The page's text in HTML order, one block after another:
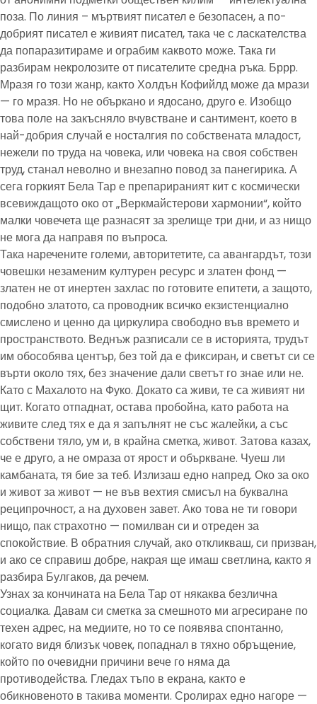
поза. По линия – мъртвият писател е безопасен, а по-
добрият писател е живият писател, така че с ласкателства
да попаразитираме и ограбим каквото може. Така ги
разбирам некролозите от писателите средна ръка. Бррр.
Мразя го този жанр, както Холдън Кофийлд може да мрази
— го мразя. Но не объркано и ядосано, друго е. Изобщо
това поле на закъсняло вчувстване и сантимент, което в
най-добрия случай е носталгия по собствената младост,
нежели по труда на човека, или човека на своя собствен
труд, станал неволно и внезапно повод за панегирика. А
сега горкият Бела Тар е препарираният кит с космически
всевиждащото око от „Веркмайстерови хармонии“, който
малки човечета ще разнасят за зрелище три дни, и аз нищо
не мога да направя по въпроса.
Така наречените големи, авторитетите, са авангардът, този
човешки незаменим културен ресурс и златен фонд —
златен не от инертен захлас по готовите епитети, а защото,
подобно златото, са проводник всичко екзистенциално
смислено и ценно да циркулира свободно във времето и
пространството. Веднъж разписали се в историята, трудът
им обособява център, без той да е фиксиран, и светът си се
върти около тях, без значение дали светът го знае или не.
Като с Махалото на Фуко. Докато са живи, те са живият ни
щит. Когато отпаднат, остава пробойна, като работа на
живите след тях е да я запълнят не със жалейки, а със
собствени тяло, ум и, в крайна сметка, живот. Затова казах,
че е друго, а не омраза от ярост и объркване. Чуеш ли
камбаната, тя бие за теб. Излизаш едно напред. Око за око
и живот за живот — не във вехтия смисъл на буквална
реципрочност, а на духовен завет. Ако това не ти говори
нищо, пак страхотно — помилван си и отреден за
спокойствие. В обратния случай, ако откликваш, си призван,
и ако се справиш добре, накрая ще имаш светлина, както я
разбира Булгаков, да речем.
Узнах за кончината на Бела Тар от някаква безлична
социалка. Давам си сметка за смешното ми агресиране по
техен адрес, на медиите, но то се появява спонтанно,
когато видя близък човек, попаднал в тяхно обръщение,
който по очевидни причини вече го няма да
противодейства. Гледах тъпо в екрана, както е
обикновеното в такива моменти. Сролирах едно нагоре —